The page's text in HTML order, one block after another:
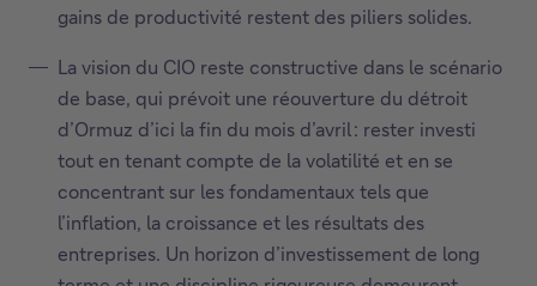
gains de productivité restent des piliers solides.
La vision du CIO reste constructive dans le scénario
de base, qui prévoit une réouverture du détroit
d’Ormuz d’ici la fin du mois d’avril : rester investi
tout en tenant compte de la volatilité et en se
concentrant sur les fondamentaux tels que
l’inflation, la croissance et les résultats des
entreprises. Un horizon d’investissement de long